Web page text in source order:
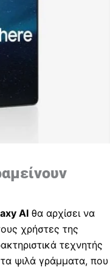
AI θα αρχίσει να
χρήστες της
τεχνητής
ψιλά γράμματα, που